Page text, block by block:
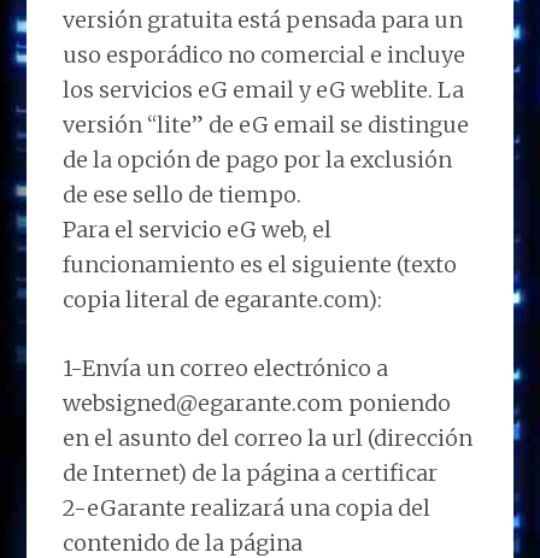
versión gratuita está pensada para un
uso esporádico no comercial e incluye
los servicios eG email y eG weblite. La
versión “lite” de eG email se distingue
de la opción de pago por la exclusión
de ese sello de tiempo.
Para el servicio eG web, el
funcionamiento es el siguiente (texto
copia literal de egarante.com):
1-Envía un correo electrónico a
websigned@egarante.com poniendo
en el asunto del correo la url (dirección
de Internet) de la página a certificar
2-eGarante realizará una copia del
contenido de la página